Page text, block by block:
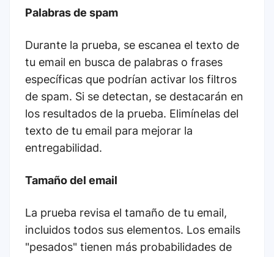
Palabras de spam
Durante la prueba, se escanea el texto de
tu email en busca de palabras o frases
específicas que podrían activar los filtros
de spam. Si se detectan, se destacarán en
los resultados de la prueba. Elimínelas del
texto de tu email para mejorar la
entregabilidad.
Tamaño del email
La prueba revisa el tamaño de tu email,
incluidos todos sus elementos. Los emails
"pesados" tienen más probabilidades de